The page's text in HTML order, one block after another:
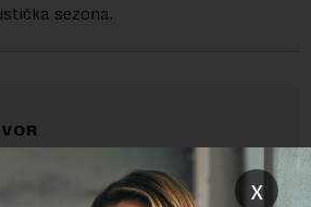
sezona.
x